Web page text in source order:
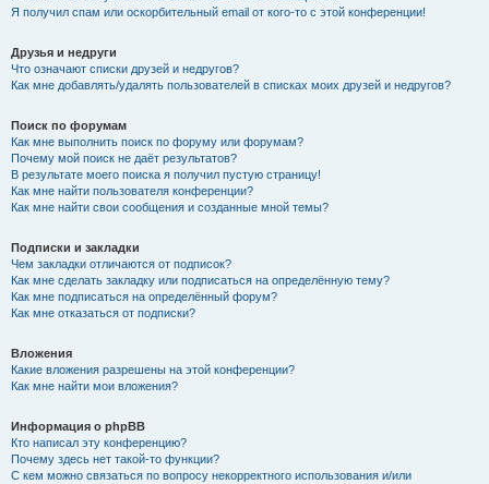
Я получил спам или оскорбительный email от кого-то с этой конференции!
Друзья и недруги
Что означают списки друзей и недругов?
Как мне добавлять/удалять пользователей в списках моих друзей и недругов?
Поиск по форумам
Как мне выполнить поиск по форуму или форумам?
Почему мой поиск не даёт результатов?
В результате моего поиска я получил пустую страницу!
Как мне найти пользователя конференции?
Как мне найти свои сообщения и созданные мной темы?
Подписки и закладки
Чем закладки отличаются от подписок?
Как мне сделать закладку или подписаться на определённую тему?
Как мне подписаться на определённый форум?
Как мне отказаться от подписки?
Вложения
Какие вложения разрешены на этой конференции?
Как мне найти мои вложения?
Информация о phpBB
Кто написал эту конференцию?
Почему здесь нет такой-то функции?
С кем можно связаться по вопросу некорректного использования и/или